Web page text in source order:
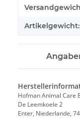
Wert
Artikelgewicht:
Hofman Animal Care
De Leemkoele 2
Enter, Niederlande,